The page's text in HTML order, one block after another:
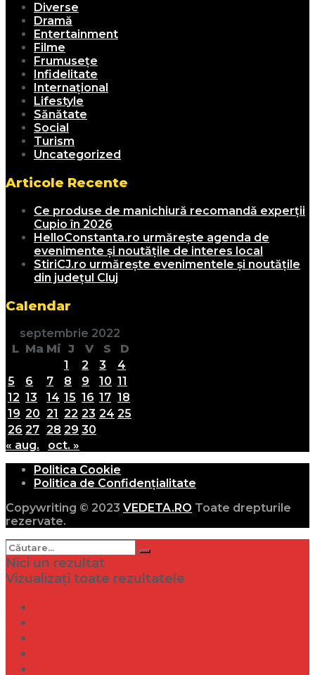
Diverse
Dramă
Entertainment
Filme
Frumusețe
Infidelitate
Internațional
Lifestyle
Sănătate
Social
Turism
Uncategorized
Articole Recente
Ce produse de manichiură recomandă experții
Cupio în 2026
HelloConstanta.ro urmărește agenda de
evenimente și noutățile de interes local
StiriCJ.ro urmărește evenimentele și noutățile
din județul Cluj
Calendar
septembrie 2022
L Ma Mi J V S
D
1
2 3
4
5
6 7 8 9 10 11
12 13 14 15 16 17 18
19 20 21 22 23 24 25
26 27 28 29 30
« aug.
oct. »
Politica Cookie
Politica de Confidențialitate
Copywriting © 2023 VEDETA.RO Toate drepturile
rezervate.
Nici un rezultat
Vizualizați toate rezultatele